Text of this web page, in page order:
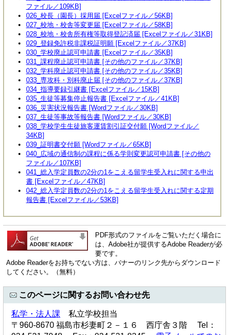
ファイル／109KB]
026_校長（園長）採用届 [Excelファイル／56KB]
027_校地・校舎等変更届 [Excelファイル／58KB]
028_校地・校舎所有権等取得登記済届 [Excelファイル／31KB]
029_登録免許税非課税証明願 [Excelファイル／37KB]
030_学校廃止認可申請書 [Excelファイル／35KB]
031_課程廃止認可申請書 [その他のファイル／37KB]
032_学科廃止認可申請書 [その他のファイル／35KB]
033_専攻科・別科廃止届 [その他のファイル／37KB]
034_指導要録引継書 [Excelファイル／15KB]
035_生徒等募集停止報告書 [Excelファイル／41KB]
036_災害状況報告書 [Wordファイル／30KB]
037_生徒等事故等報告書 [Wordファイル／30KB]
038_学校学生生徒旅客運賃割引証交付願 [Wordファイル／
34KB]
039_証明書交付願 [Wordファイル／65KB]
040_広域の通信制の課程に係る学則変更認可申請書 [その他の
ファイル／107KB]
041_総入学定員数の2分の1をこえる留学生受入れに関する申出
書 [Excelファイル／47KB]
042_総入学定員数の2分の1をこえる留学生受入れに関する定期
報告書 [Excelファイル／53KB]
PDF形式のファイルをご覧いただく場合に
は、Adobe社が提供するAdobe Readerが必
要です。
Adobe Readerをお持ちでない方は、バナーのリンク先からダウンロード
してください。（無料）
このページに関するお問い合わせ先
私学・法人課 私立学校担当
〒960-8670 福島市杉妻町２－１６ 西庁舎３階 Tel：